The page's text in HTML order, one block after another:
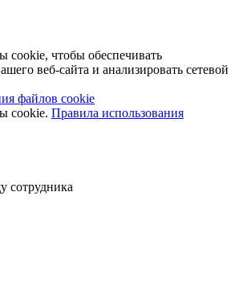
чтобы обеспечивать
веб-сайта и анализировать сетевой
файлов cookie
cookie. Правила использования
сотрудника